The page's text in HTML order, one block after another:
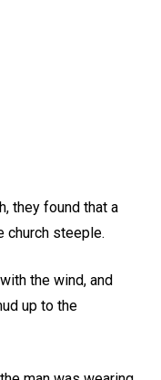
they found that a
church steeple.
the wind, and
up to the